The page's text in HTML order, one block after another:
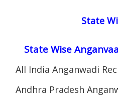
State
State Wise
All India Anganwadi
Andhra Pradesh